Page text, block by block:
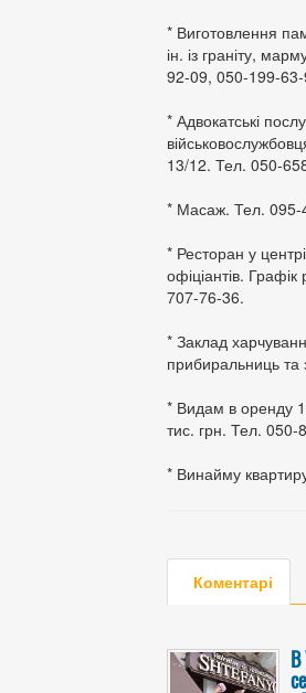
* Виготовлення
ін. із граніту,
92-09, 050-199-63-
* Адвокатські
13/12. Тел. 050-
* Масаж. Тел. 095-
* Ресторан у
офіціантів.
707-76-36.
* Заклад
прибиральниць
* Видам в оренду
тис. грн. Тел. 050-
* Винайму
Коментарі
В